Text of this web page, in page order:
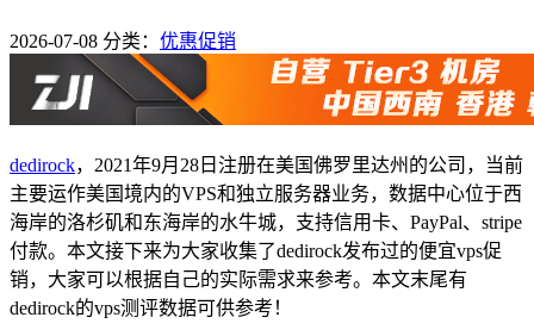
2026-07-08 分类： 优惠促销
dedirock，2021年9月28日注册在美国佛罗里达州的公司，当前
主要运作美国境内的VPS和独立服务器业务，数据中心位于西
海岸的洛杉矶和东海岸的水牛城，支持信用卡、PayPal、stripe
付款。本文接下来为大家收集了dedirock发布过的便宜vps促
销，大家可以根据自己的实际需求来参考。本文末尾有
dedirock的vps测评数据可供参考！